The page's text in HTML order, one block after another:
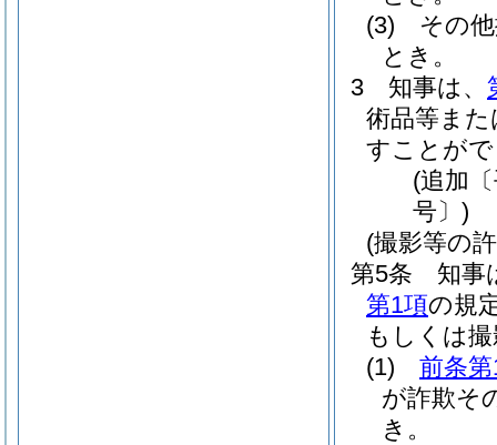
(3)
その
とき。
3
知事は、
術品等ま
すことが
(追加
号〕)
(撮影等の
第5条
知事
第1項の規
もしくは
(1)
前条
が詐欺そ
き。